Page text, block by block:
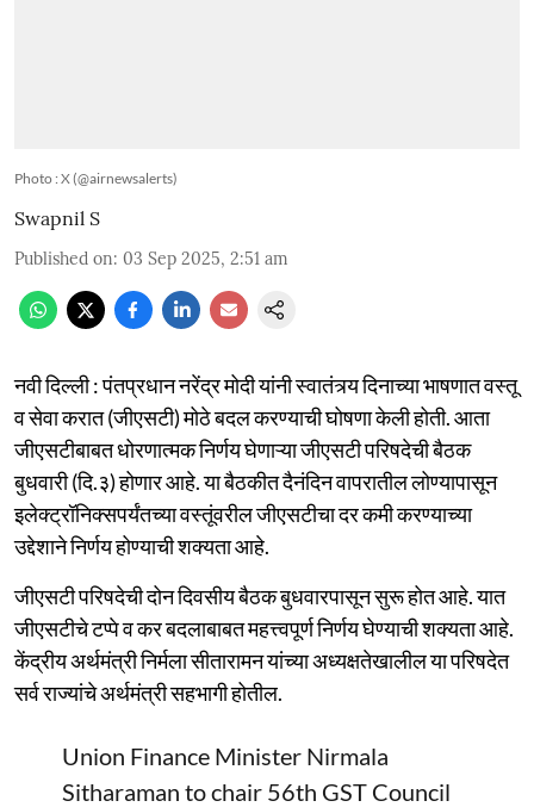
Photo : X (@airnewsalerts)
Swapnil S
Published on: 03 Sep 2025, 2:51 am
नवी दिल्ली : पंतप्रधान नरेंद्र मोदी यांनी स्वातंत्र्य दिनाच्या भाषणात वस्तू
व सेवा करात (जीएसटी) मोठे बदल करण्याची घोषणा केली होती. आता
जीएसटीबाबत धोरणात्मक निर्णय घेणाऱ्या जीएसटी परिषदेची बैठक
बुधवारी (दि.३) होणार आहे. या बैठकीत दैनंदिन वापरातील लोण्यापासून
इलेक्ट्रॉनिक्सपर्यंतच्या वस्तूंवरील जीएसटीचा दर कमी करण्याच्या
उद्देशाने निर्णय होण्याची शक्यता आहे.
जीएसटी परिषदेची दोन दिवसीय बैठक बुधवारपासून सुरू होत आहे. यात
जीएसटीचे टप्पे व कर बदलाबाबत महत्त्वपूर्ण निर्णय घेण्याची शक्यता आहे.
केंद्रीय अर्थमंत्री निर्मला सीतारामन यांच्या अध्यक्षतेखालील या परिषदेत
सर्व राज्यांचे अर्थमंत्री सहभागी होतील.
Union Finance Minister Nirmala
Sitharaman to chair 56th GST Council